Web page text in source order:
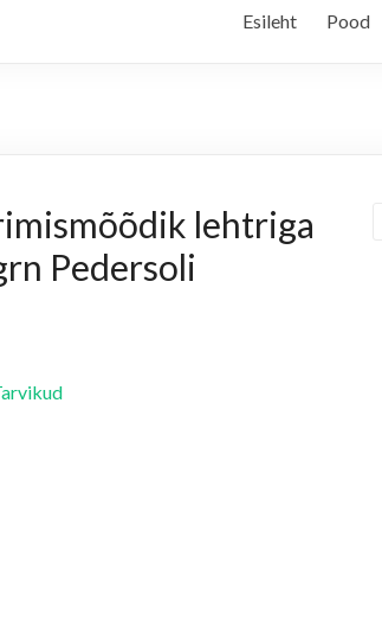
Esileht Pood
lehtriga
Pedersoli